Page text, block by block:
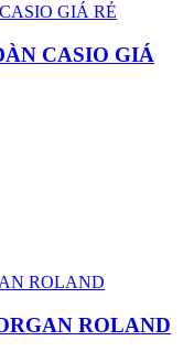
CASIO GIÁ
ROLAND